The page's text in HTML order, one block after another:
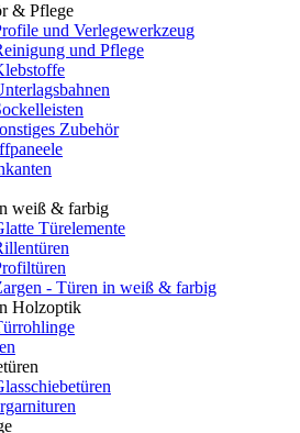
& Pflege
und Verlegewerkzeug
und Pflege
Zubehör
weiß & farbig
Türelemente
- Türen in weiß & farbig
Holzoptik